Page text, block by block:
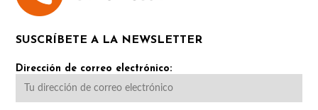
SUSCRÍBETE A LA NEWSLETTER
Dirección de correo electrónico: